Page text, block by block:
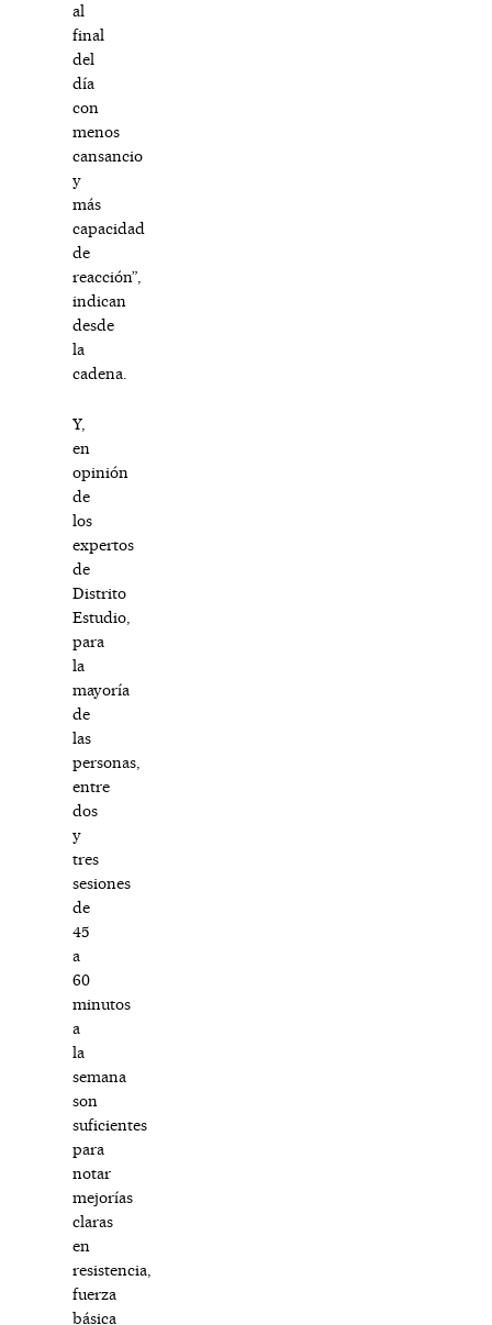
al
final
del
día
con
menos
cansancio
y
más
capacidad
de
reacción”,
indican
desde
la
cadena.
Y,
en
opinión
de
los
expertos
de
Distrito
Estudio,
para
la
mayoría
de
las
personas,
entre
dos
y
tres
sesiones
de
45
a
60
minutos
a
la
semana
son
suficientes
para
notar
mejorías
claras
en
resistencia,
fuerza
básica